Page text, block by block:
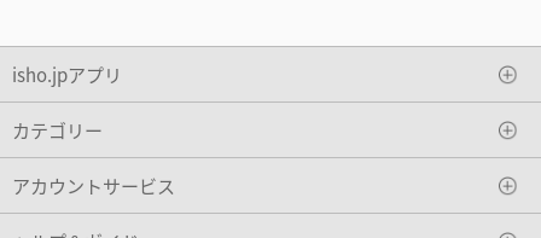
isho.jpアプリ
カテゴリー
アカウントサービス